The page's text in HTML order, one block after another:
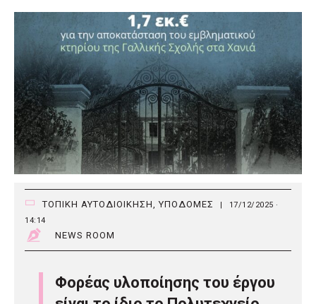
ΤΟΠΙΚΗ ΑΥΤΟΔΙΟΙΚΗΣΗ ,ΥΠΟΔΟΜΕΣ |
17/12/2025 ·
14:14
NEWS ROOM
Φορέας υλοποίησης του έργου